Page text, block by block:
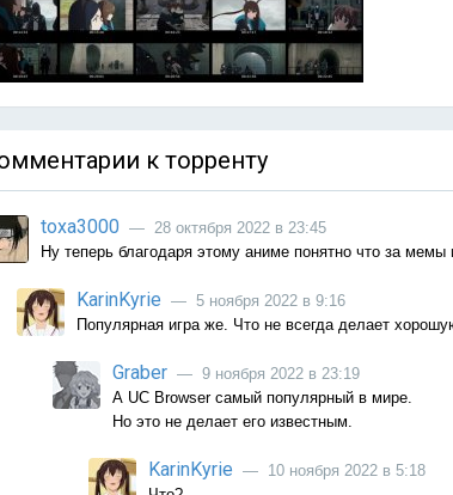
к торренту
toxa3000 — 28 октября 2022 в 23:45
Ну теперь благодаря этому аниме понятно что за мемы
KarinKyrie — 5 ноября 2022 в 9:16
Популярная игра же. Что не всегда делает
Graber — 9 ноября 2022 в 23:19
А UC Browser самый популярный в мире.
Но это не делает его известным.
KarinKyrie — 10 ноября 2022 в 5:18